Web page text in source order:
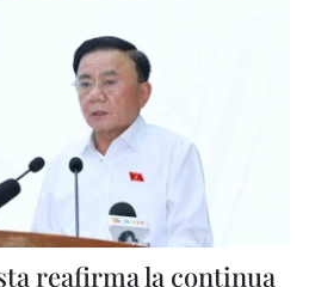
reafirma la continua